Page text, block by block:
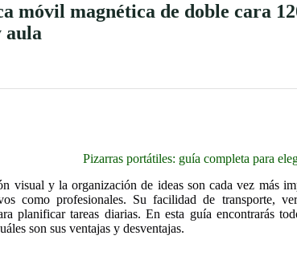
móvil magnética de doble cara
aula
Pizarras portátiles: guía completa para
visual y la organización de ideas son cada vez más
como profesionales. Su facilidad de transporte,
planificar tareas diarias. En esta guía encontrarás
son sus ventajas y desventajas.